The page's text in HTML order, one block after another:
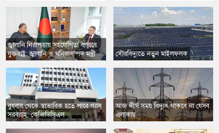
জ্বালানি নিরাপত্তায় সহযোগিতা বাড়াবে
যুক্তরাষ্ট্র: জ্বালানি ও খনিজসম্পদ মন্ত্রী
বুধবার থেকে স্বাভাবিক হতে পারে গ্যাস
সরবরাহ: কেজিডিসিএল
সৌরবিদ্যুতে নতুন মাইলফলক
আজ দীর্ঘ সময় বিদ্যুৎ থাকবে না যেসব
এলাকায়